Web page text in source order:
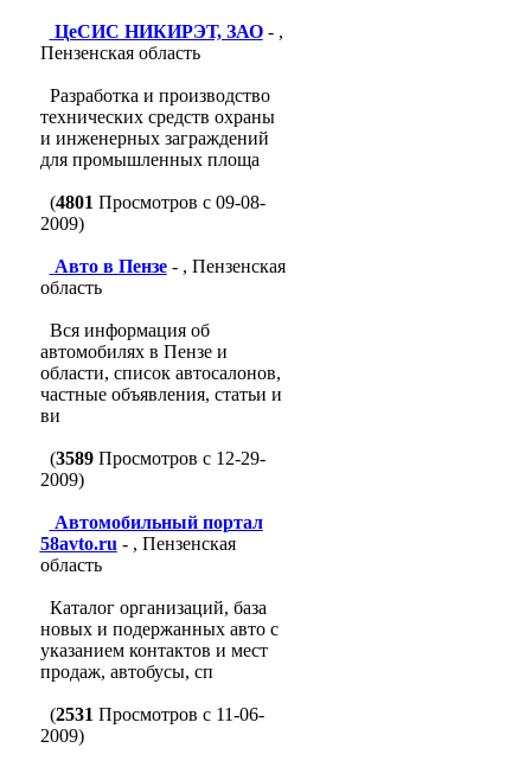
ЦеСИС НИКИРЭТ, ЗАО- ,
Пензенская область
Разработка и производство
технических средств охраны
и инженерных заграждений
для промышленных площа
(4801 Просмотров с 09-08-
2009)
Авто в Пензе- , Пензенская
область
Вся информация об
автомобилях в Пензе и
области, список автосалонов,
частные объявления, статьи и
ви
(3589Просмотров с 12-29-
2009)
Автомобильный портал
58avto.ru - , Пензенская
область
Каталог организаций, база
новых и подержанных авто с
указанием контактов и мест
продаж, автобусы, сп
(2531 Просмотров с 11-06-
2009)